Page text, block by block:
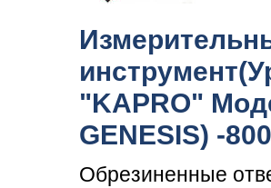
"KAPRO"
GENESIS) -
Обрезиненные